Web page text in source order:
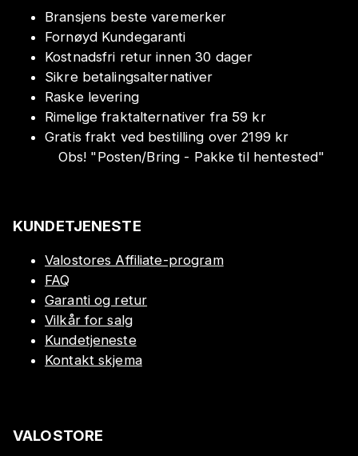
Bransjens beste varemerker
Fornøyd Kundegaranti
Kostnadsfri retur innen 30 dager
Sikre betalingsalternativer
Raske levering
Rimelige fraktalternativer fra 59 kr
Gratis frakt ved bestilling over 2199 kr
Obs! "Posten/Bring - Pakke til hentested"
KUNDETJENESTE
Valostores Affiliate-program
FAQ
Garanti og retur
Vilkår for salg
Kundetjeneste
Kontakt skjema
VALOSTORE